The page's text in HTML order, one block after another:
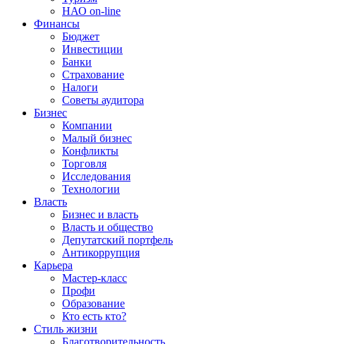
НАО on-line
Финансы
Бюджет
Инвестиции
Банки
Страхование
Налоги
Советы аудитора
Бизнес
Компании
Малый бизнес
Конфликты
Торговля
Исследования
Технологии
Власть
Бизнес и власть
Власть и общество
Депутатский портфель
Антикоррупция
Карьера
Мастер-класс
Профи
Образование
Кто есть кто?
Стиль жизни
Благотворительность